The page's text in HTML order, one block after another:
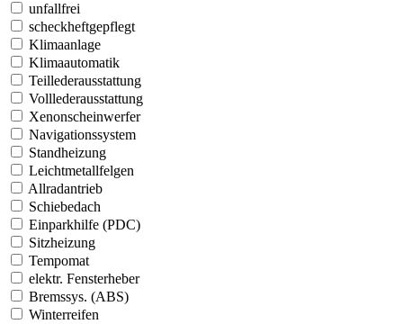
unfallfrei
scheckheftgepflegt
Klimaanlage
Klimaautomatik
Teillederausstattung
Volllederausstattung
Xenonscheinwerfer
Navigationssystem
Standheizung
Leichtmetallfelgen
Allradantrieb
Schiebedach
Einparkhilfe (PDC)
Sitzheizung
Tempomat
elektr. Fensterheber
Bremssys. (ABS)
Winterreifen